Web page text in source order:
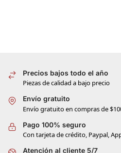
Precios bajos todo el año
Piezas de calidad a bajo precio
Envío gratuito
Envío gratuito en compras de
Pago 100% seguro
Con tarjeta de crédito, Paypal,
Atención al cliente 5/7